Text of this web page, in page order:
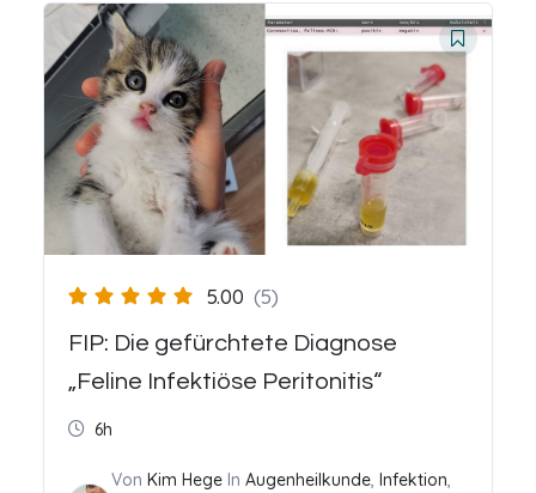
5.00 (5)
FIP: Die gefürchtete Diagnose
„Feline Infektiöse Peritonitis“
6h
Von Kim Hege In Augenheilkunde, Infektion,